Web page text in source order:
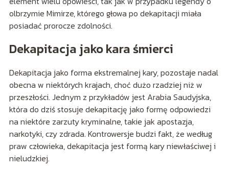
olbrzymie Mimirze, którego głowa po dekapitacji miała
posiadać prorocze zdolności.
Dekapitacja jako kara śmierci
Dekapitacja jako forma ekstremalnej kary, pozostaje nadal
obecna w niektórych krajach, choć dużo rzadziej niż w
przeszłości. Jednym z przykładów jest Arabia Saudyjska,
która do dziś stosuje dekapitację jako formę odpowiedzi
na niektóre zarzuty kryminalne, takie jak apostazja,
narkotyki, czy zdrada. Kontrowersje budzi fakt, że według
praw człowieka, dekapitacja jest formą kary niewłaściwej i
nieludzkiej.